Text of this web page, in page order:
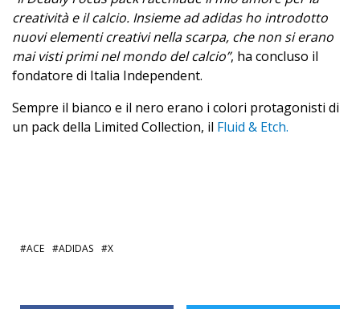
creatività e il calcio. Insieme ad adidas ho introdotto
nuovi elementi creativi nella scarpa, che non si erano
mai visti primi nel mondo del calcio”, ha concluso il
fondatore di Italia Independent.
Sempre il bianco e il nero erano i colori protagonisti di
un pack della Limited Collection, il Fluid & Etch.
ACE ADIDAS X